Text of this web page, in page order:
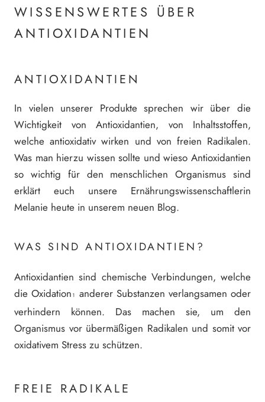
WISSENSWERTES ÜBER
ANTIOXIDANTIEN
ANTIOXIDANTIEN
In vielen unserer Produkte sprechen wir über die
Wichtigkeit von Antioxidantien, von Inhaltsstoffen,
welche antioxidativ wirken und von freien Radikalen.
Was man hierzu wissen sollte und wieso Antioxidantien
so wichtig für den menschlichen Organismus sind
erklärt euch unsere Ernährungswissenschaftlerin
Melanie heute in unserem neuen Blog.
WAS SIND ANTIOXIDANTIEN?
Antioxidantien sind chemische Verbindungen, welche
die Oxidation¹ anderer Substanzen verlangsamen oder
verhindern können. Das machen sie, um den
Organismus vor übermäßigen Radikalen und somit vor
oxidativem Stress zu schützen.
FREIE RADIKALE